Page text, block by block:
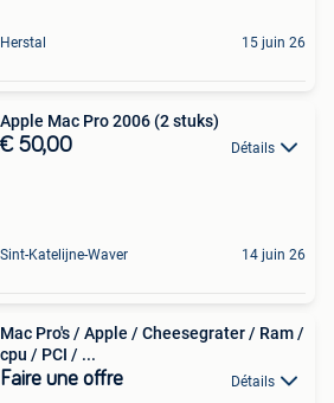
Herstal 15 juin 26
Apple Mac Pro 2006 (2 stuks)
€ 50,00 Détails
Sint-Katelijne-Waver 14 juin 26
Mac Pro's / Apple / Cheesegrater / Ram /
cpu / PCI / ...
Faire une offre Détails